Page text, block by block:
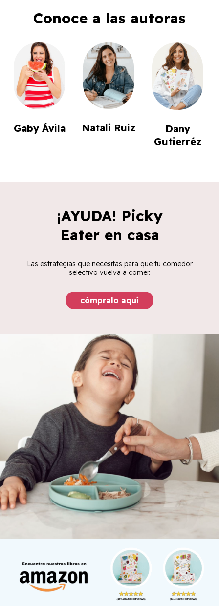
Conoce a las autoras
Gaby Ávila Natalí Ruiz
Dany
Gutierréz
¡AYUDA! Picky
Eater en casa
Las estrategias que necesitas para que tu comedor
selectivo vuelva a comer.
cómpralo aquí